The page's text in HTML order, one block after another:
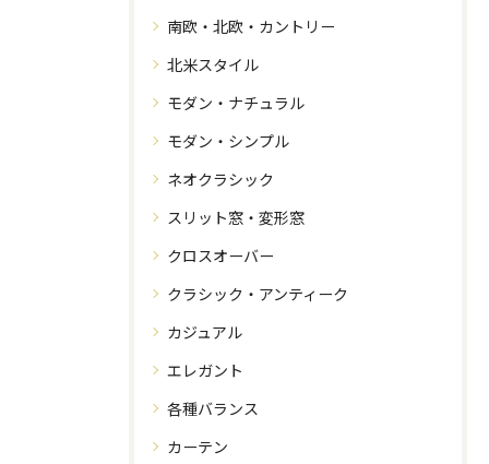
南欧・北欧・カントリー
北米スタイル
モダン・ナチュラル
モダン・シンプル
ネオクラシック
スリット窓・変形窓
クロスオーバー
クラシック・アンティーク
カジュアル
エレガント
各種バランス
カーテン